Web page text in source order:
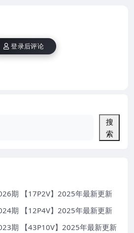
登录后评论
搜
索
期 【17P2V】2025年最新更新
期 【12P4V】2025年最新更新
期 【43P10V】2025年最新更新